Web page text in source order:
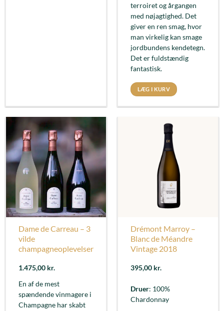
terroiret og årgangen
med nøjagtighed. Det
giver en ren smag, hvor
man virkelig kan smage
jordbundens kendetegn.
Det er fuldstændig
fantastisk.
LÆG I KURV
Dame de Carreau – 3
vilde
champagneoplevelser
1.475,00 kr.
En af de mest
spændende vinmagere i
Champagne har skabt
Drémont Marroy –
Blanc de Méandre
Vintage 2018
395,00 kr.
Druer: 100%
Chardonnay